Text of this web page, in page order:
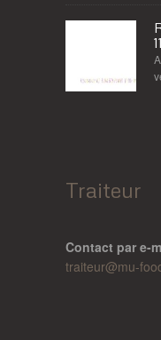
Traiteur
Contact par e-
traiteur@mu-